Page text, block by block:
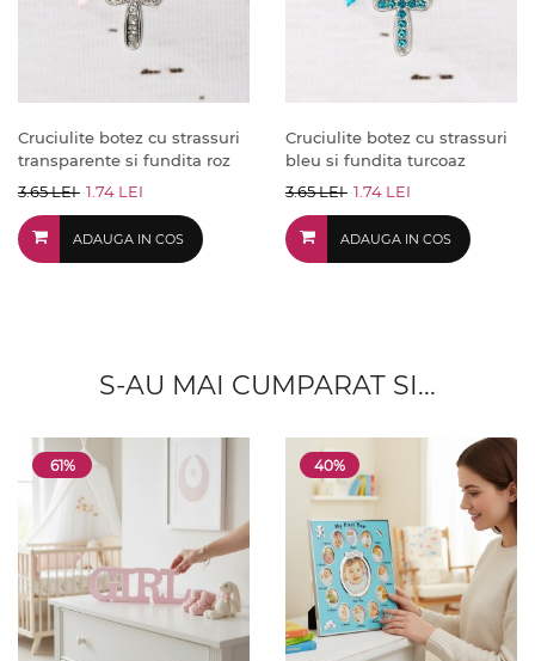
Cruciulite botez cu strassuri
transparente si fundita roz
3.65 LEI 1.74 LEI
ADAUGA IN COS
Cruciulite botez cu strassuri
bleu si fundita turcoaz
3.65 LEI 1.74 LEI
ADAUGA IN COS
S-AU MAI CUMPARAT SI...
61% 40%